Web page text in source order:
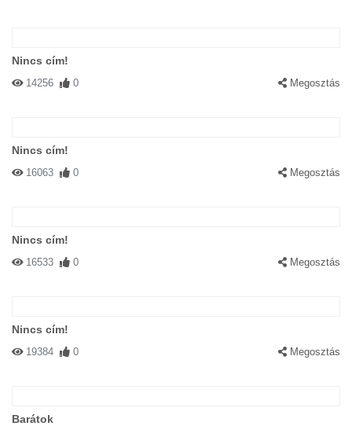
Nincs cím!
14256 0 Megosztás
Nincs cím!
16063 0 Megosztás
Nincs cím!
16533 0 Megosztás
Nincs cím!
19384 0 Megosztás
Barátok